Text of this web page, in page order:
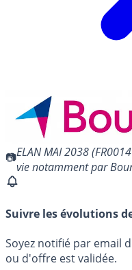
ELAN MAI 2038
vie notamment par
Suivre les évolutions
Soyez notifié par email
ou d'offre est validée.